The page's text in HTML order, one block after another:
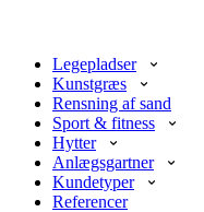
Legepladser
Kunstgræs
Rensning af sand
Sport & fitness
Hytter
Anlægsgartner
Kundetyper
Referencer